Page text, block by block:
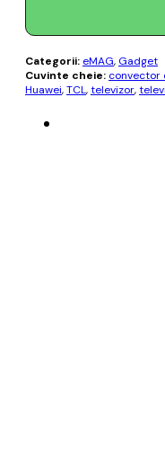
Categorii: eMAG, Gadget
Cuvinte cheie: convector
Huawei,TCL,televizor,